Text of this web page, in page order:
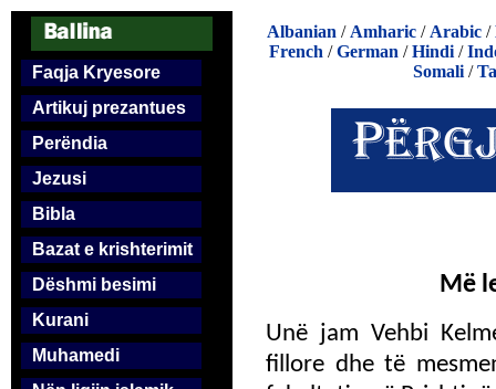
Faqja Kryesore
Artikuj prezantues
Perëndia
Jezusi
Bibla
Bazat e krishterimit
Dëshmi besimi
Kurani
Muhamedi
Albanian / Amharic / Arabic /
French /German /Hindi /
Somali/
Më
Unë jam Vehbi
fillore dhe të